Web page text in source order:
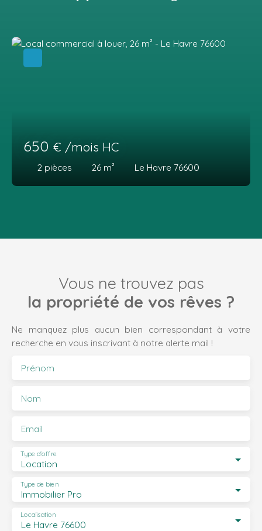
650 € /mois HC
2 pièces 26 m² Le Havre 76600
Vous ne trouvez pas
la propriété de vos rêves ?
Ne manquez plus aucun bien correspondant à votre
recherche en vous inscrivant à notre alerte mail !
Prénom
Nom
Email
Location
Type d'offre
Immobilier Pro
Type de bien
Le Havre 76600
Localisation